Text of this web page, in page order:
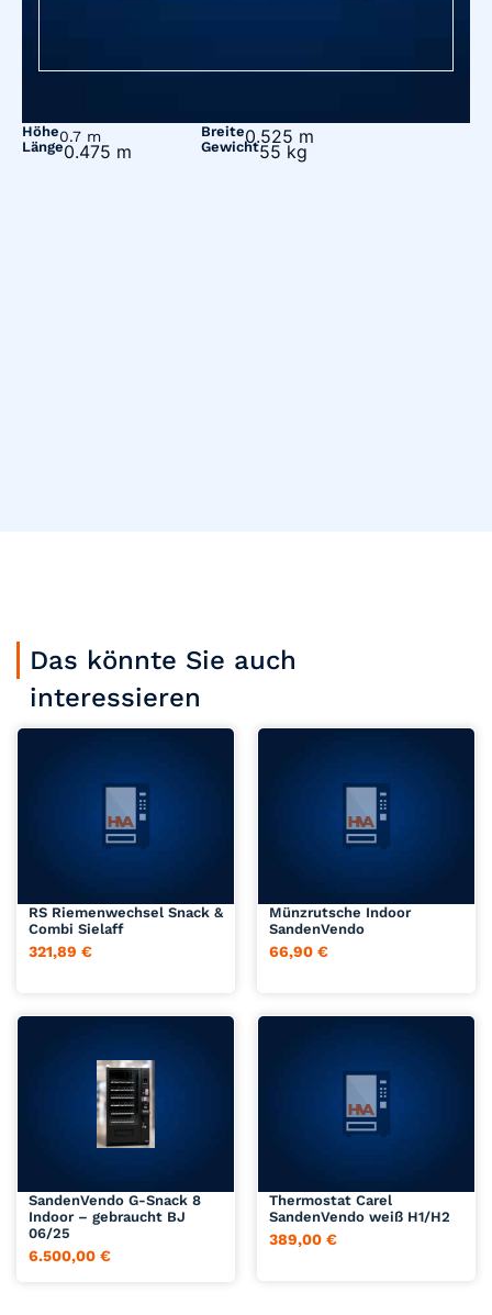
Höhe0.7 m Breite0.525 m
Länge0.475 m Gewicht55 kg
Das könnte Sie auch
RS Riemenwechsel Snack &
Combi Sielaff
321,89
Münzrutsche Indoor
SandenVendo
66,90€